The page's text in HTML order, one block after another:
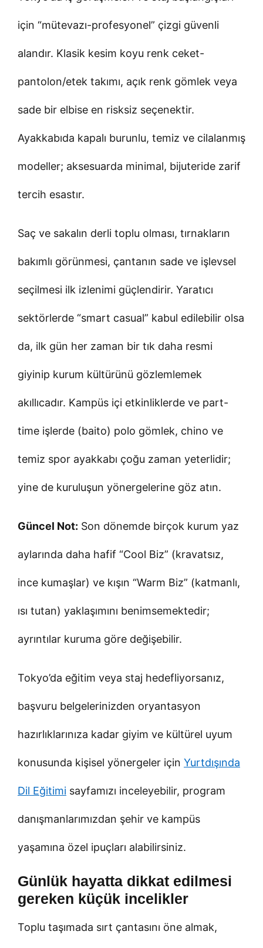
için “mütevazı-profesyonel” çizgi güvenli
alandır. Klasik kesim koyu renk ceket-
pantolon/etek takımı, açık renk gömlek veya
sade bir elbise en risksiz seçenektir.
Ayakkabıda kapalı burunlu, temiz ve cilalanmış
modeller; aksesuarda minimal, bijuteride zarif
tercih esastır.
Saç ve sakalın derli toplu olması, tırnakların
bakımlı görünmesi, çantanın sade ve işlevsel
seçilmesi ilk izlenimi güçlendirir. Yaratıcı
sektörlerde “smart casual” kabul edilebilir olsa
da, ilk gün her zaman bir tık daha resmi
giyinip kurum kültürünü gözlemlemek
akıllıcadır. Kampüs içi etkinliklerde ve part-
time işlerde (baito) polo gömlek, chino ve
temiz spor ayakkabı çoğu zaman yeterlidir;
yine de kuruluşun yönergelerine göz atın.
Güncel Not: Son dönemde birçok kurum yaz
aylarında daha hafif “Cool Biz” (kravatsız,
ince kumaşlar) ve kışın “Warm Biz” (katmanlı,
ısı tutan) yaklaşımını benimsemektedir;
ayrıntılar kuruma göre değişebilir.
Tokyo’da eğitim veya staj hedefliyorsanız,
başvuru belgelerinizden oryantasyon
hazırlıklarınıza kadar giyim ve kültürel uyum
konusunda kişisel yönergeler için Yurtdışında
Dil Eğitimi sayfamızı inceleyebilir, program
danışmanlarımızdan şehir ve kampüs
yaşamına özel ipuçları alabilirsiniz.
Günlük hayatta dikkat edilmesi
gereken küçük incelikler
Toplu taşımada sırt çantasını öne almak,